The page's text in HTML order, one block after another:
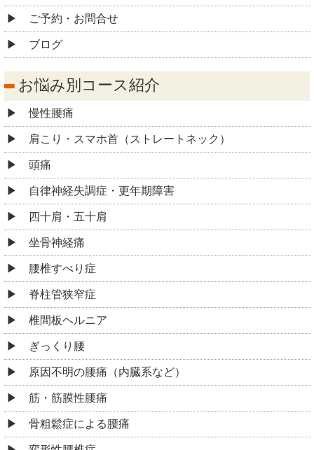
ご予約・お問合せ
ブログ
お悩み別コース紹介
慢性腰痛
肩こり・スマホ首（ストレートネック）
頭痛
自律神経失調症・更年期障害
四十肩・五十肩
坐骨神経痛
腰椎すべり症
脊柱管狭窄症
椎間板ヘルニア
ぎっくり腰
原因不明の腰痛（内臓系など）
筋・筋膜性腰痛
骨粗鬆症による腰痛